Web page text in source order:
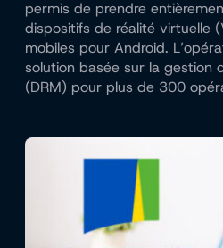
permis de prendre
dispositifs de réalité virtuelle
mobiles pour Android.
solution basée sur la gestion
(DRM) pour plus de 300